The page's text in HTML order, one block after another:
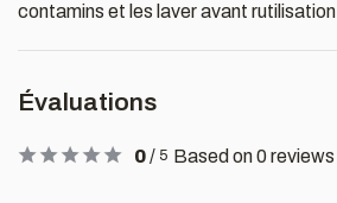
contamins et les laver avant rutilisation
Évaluations
0/ 5 Based on 0 reviews